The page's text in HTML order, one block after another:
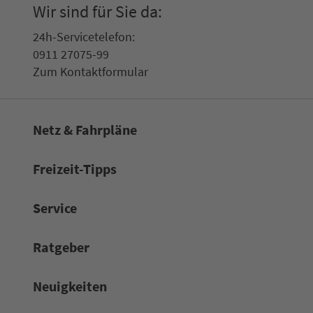
Wir sind für Sie da:
24h-Ser­vice­te­le­fon:
0911 27075-99
Zum Kon­taktformular
Netz & Fahrpläne
Frei­zeit-Tipps
Service
Rat­ge­ber
Neuigkeiten